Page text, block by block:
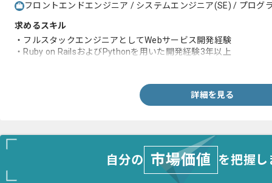
フロントエンドエンジニア / システムエンジニア(SE) / プログ
求めるスキル
・フルスタックエンジニアとしてWebサービス開発経験
・Ruby on RailsおよびPythonを用いた開発経験3年以上
詳細を見る
自分の 市場価値 を把握